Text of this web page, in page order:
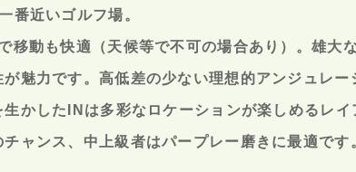
番近いゴルフ場。
移動も快適（天候等で不可の場合あり）。雄大
魅力です。高低差の少ない理想的アンジュレ
かしたINは多彩なロケーションが楽しめるレ
ャンス、中上級者はパープレー磨きに最適です